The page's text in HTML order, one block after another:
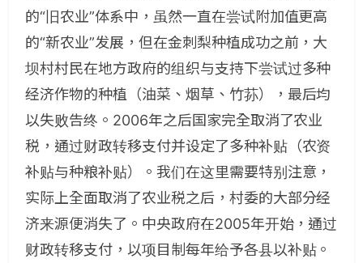
的“旧农业”体系中，虽然一直在尝试附加值更高
的“新农业”发展，但在金刺梨种植成功之前，大
坝村村民在地方政府的组织与支持下尝试过多种
经济作物的种植（油菜、烟草、竹荪），最后均
以失败告终。2006年之后国家完全取消了农业
税，通过财政转移支付并设定了多种补贴（农资
补贴与种粮补贴）。我们在这里需要特别注意，
实际上全面取消了农业税之后，村委的大部分经
济来源便消失了。中央政府在2005年开始，通过
财政转移支付，以项目制每年给予各县以补贴。